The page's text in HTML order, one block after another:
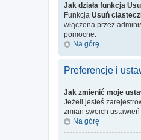
Jak działa funkcja
Funkcja Usuń
włączona przez
pomocne.
Na górę
Preferencje i
Jak zmienić moje
Jeżeli jesteś
zmian swoich
Na górę